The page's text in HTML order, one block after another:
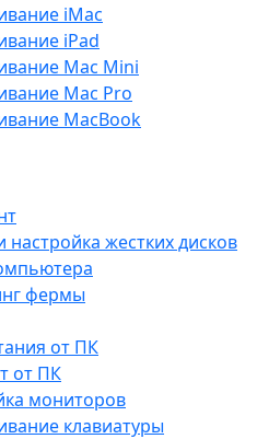
iMac
iPad
Mac Mini
Mac Pro
MacBook
настройка жестких дисков
фермы
от ПК
от ПК
мониторов
клавиатуры